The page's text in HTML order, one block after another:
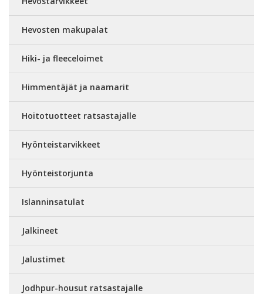
Hevosten makupalat
Hiki- ja fleeceloimet
Himmentäjät ja naamarit
Hoitotuotteet ratsastajalle
Hyönteistarvikkeet
Hyönteistorjunta
Islanninsatulat
Jalkineet
Jalustimet
Jodhpur-housut ratsastajalle